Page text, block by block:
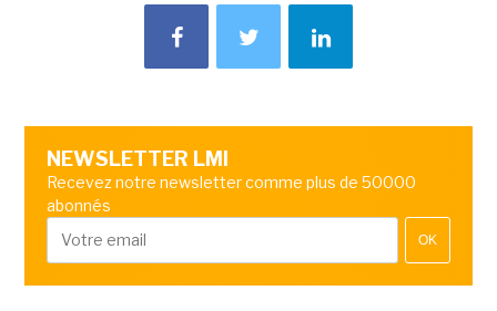
NEWSLETTER LMI
Recevez notre newsletter comme plus de 50000
abonnés
OK